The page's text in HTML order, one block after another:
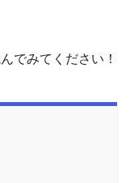
でみてください！